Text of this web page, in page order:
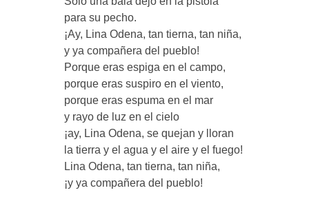
para su pecho.
¡Ay, Lina Odena, tan tierna, tan niña,
y ya compañera del pueblo!
Porque eras espiga en el campo,
porque eras suspiro en el viento,
porque eras espuma en el mar
y rayo de luz en el cielo
¡ay, Lina Odena, se quejan y lloran
la tierra y el agua y el aire y el fuego!
Lina Odena, tan tierna, tan niña,
¡y ya compañera del pueblo!